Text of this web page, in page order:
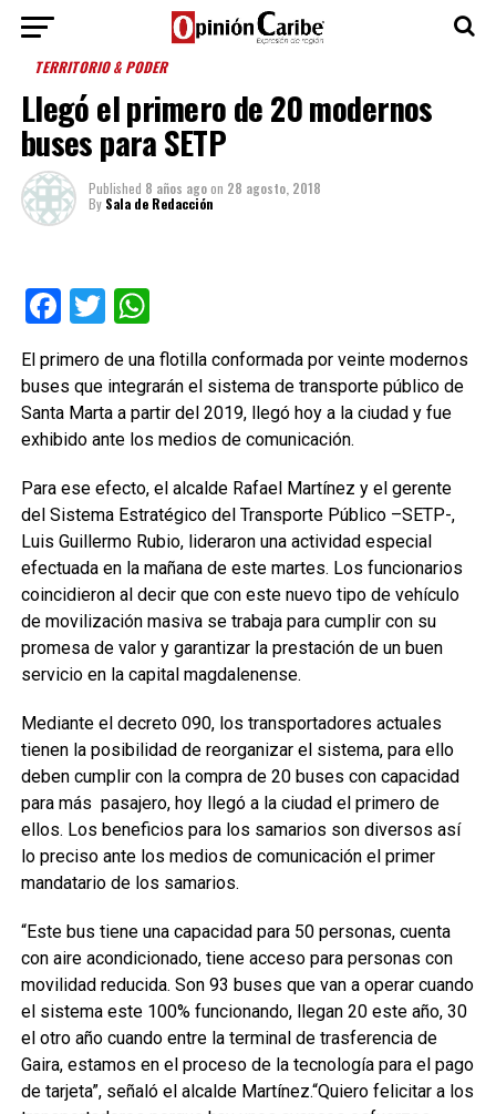
TERRITORIO & PODER
Llegó el primero de 20 modernos
buses para SETP
Published 8 años agoon 28 agosto, 2018
By Sala de Redacción
Facebook
TwitterWhatsApp
El primero de una flotilla conformada por veinte modernos
buses que integrarán el sistema de transporte público de
Santa Marta a partir del 2019, llegó hoy a la ciudad y fue
exhibido ante los medios de comunicación.
Para ese efecto, el alcalde Rafael Martínez y el gerente
del Sistema Estratégico del Transporte Público –SETP-,
Luis Guillermo Rubio, lideraron una actividad especial
efectuada en la mañana de este martes. Los funcionarios
coincidieron al decir que con este nuevo tipo de vehículo
de movilización masiva se trabaja para cumplir con su
promesa de valor y garantizar la prestación de un buen
servicio en la capital magdalenense.
Mediante el decreto 090, los transportadores actuales
tienen la posibilidad de reorganizar el sistema, para ello
deben cumplir con la compra de 20 buses con capacidad
para más pasajero, hoy llegó a la ciudad el primero de
ellos. Los beneficios para los samarios son diversos así
lo preciso ante los medios de comunicación el primer
mandatario de los samarios.
“Este bus tiene una capacidad para 50 personas, cuenta
con aire acondicionado, tiene acceso para personas con
movilidad reducida. Son 93 buses que van a operar cuando
el sistema este 100% funcionando, llegan 20 este año, 30
el otro año cuando entre la terminal de trasferencia de
Gaira, estamos en el proceso de la tecnología para el pago
de tarjeta”, señaló el alcalde Martínez.“Quiero felicitar a los